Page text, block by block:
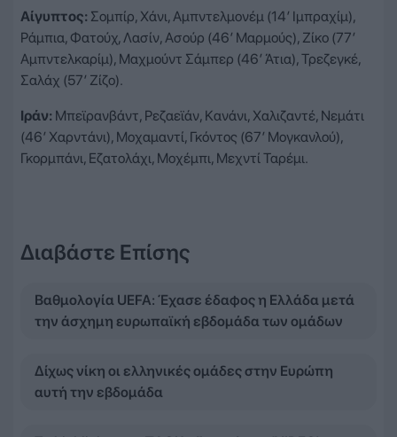
Αίγυπτος: Σομπίρ, Χάνι, Αμπντελμονέμ (14′ Ιμπραχίμ),
Ράμπια, Φατούχ, Λασίν, Ασούρ (46′ Μαρμούς), Ζίκο (77′
Αμπντελκαρίμ), Μαχμούντ Σάμπερ (46′ Άτια), Τρεζεγκέ,
Σαλάχ (57′ Ζίζο).
Ιράν: Μπεϊρανβάντ, Ρεζαεϊάν, Κανάνι, Χαλιζαντέ, Νεμάτι
(46′ Χαρντάνι), Μοχαμαντί, Γκόντος (67′ Μογκανλού),
Γκορμπάνι, Εζατολάχι, Μοχέμπι, Μεχντί Ταρέμι.
Διαβάστε Επίσης
Βαθμολογία UEFA: Έχασε έδαφος η Ελλάδα μετά
την άσχημη ευρωπαϊκή εβδομάδα των ομάδων
Δίχως νίκη οι ελληνικές ομάδες στην Ευρώπη
αυτή την εβδομάδα